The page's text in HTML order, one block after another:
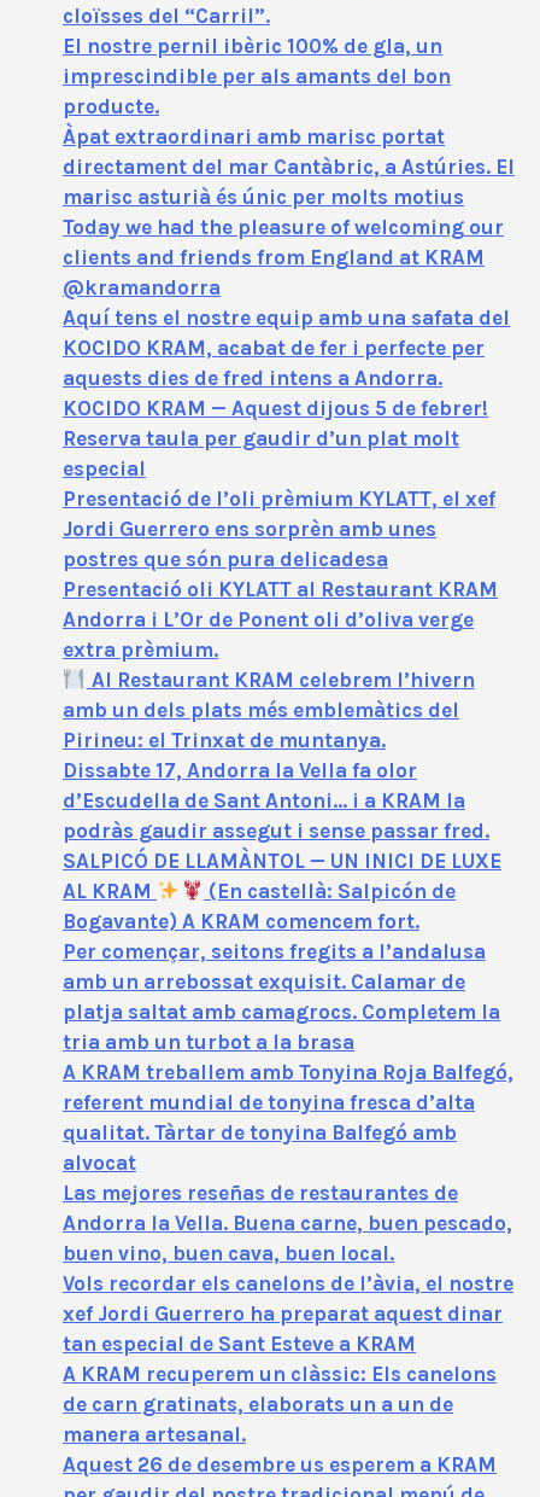
cloïsses del “Carril”.
El nostre pernil ibèric 100% de gla, un
imprescindible per als amants del bon
producte.
Àpat extraordinari amb marisc portat
directament del mar Cantàbric, a Astúries. El
marisc asturià és únic per molts motius
Today we had the pleasure of welcoming our
clients and friends from England at KRAM
@kramandorra
Aquí tens el nostre equip amb una safata del
KOCIDO KRAM, acabat de fer i perfecte per
aquests dies de fred intens a Andorra.
KOCIDO KRAM — Aquest dijous 5 de febrer!
Reserva taula per gaudir d’un plat molt
especial
Presentació de l’oli prèmium KYLATT, el xef
Jordi Guerrero ens sorprèn amb unes
postres que són pura delicadesa
Presentació oli KYLATT al Restaurant KRAM
Andorra i L’Or de Ponent oli d’oliva verge
extra prèmium.
Al Restaurant KRAM celebrem l’hivern
amb un dels plats més emblemàtics del
Pirineu: el Trinxat de muntanya.
Dissabte 17, Andorra la Vella fa olor
d’Escudella de Sant Antoni… i a KRAM la
podràs gaudir assegut i sense passar fred.
SALPICÓ DE LLAMÀNTOL — UN INICI DE LUXE
AL KRAM
(En castellà: Salpicón de
Bogavante) A KRAM comencem fort.
Per començar, seitons fregits a l’andalusa
amb un arrebossat exquisit. Calamar de
platja saltat amb camagrocs. Completem la
tria amb un turbot a la brasa
A KRAM treballem amb Tonyina Roja Balfegó,
referent mundial de tonyina fresca d’alta
qualitat. Tàrtar de tonyina Balfegó amb
alvocat
Las mejores reseñas de restaurantes de
Andorra la Vella. Buena carne, buen pescado,
buen vino, buen cava, buen local.
Vols recordar els canelons de l’àvia, el nostre
xef Jordi Guerrero ha preparat aquest dinar
tan especial de Sant Esteve a KRAM
A KRAM recuperem un clàssic: Els canelons
de carn gratinats, elaborats un a un de
manera artesanal.
Aquest 26 de desembre us esperem a KRAM